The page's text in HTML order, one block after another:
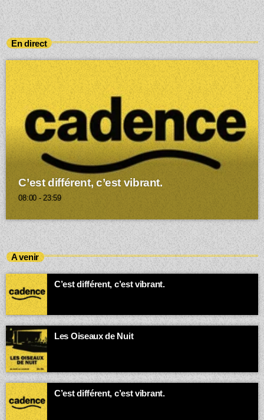
En direct
C’est différent, c’est vibrant.
08:00 - 23:59
A venir
C’est différent, c’est vibrant.
Les Oiseaux de Nuit
C’est différent, c’est vibrant.